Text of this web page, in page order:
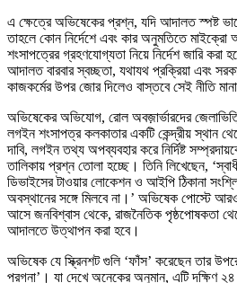
এ ক্ষেত্রে অভিষেকের প্রশ্ন, যদি আদালত স্পষ্ট
তাহলে কোন নির্দেশে এবং কার অনুমতিতে মাইক্রো
শংসাপত্রের গ্রহণযোগ্যতা নিয়ে নির্দেশ জারি করা
আদালত বারবার স্বচ্ছতা, যথাযথ প্রক্রিয়া এবং
কাজকর্মের উপর জোর দিলেও বাস্তবে সেই নীতি
অভিষেকের অভিযোগ, রোল অবজ়ার্ভারদের
লগইন শংসাপত্র কলকাতার একটি কেন্দ্রীয় স্থান
দাবি, লগইন তথ্য অপব্যবহার করে নির্দিষ্ট
তালিকায় প্রশ্ন তোলা হচ্ছে। তিনি লিখেছেন,
ডিভাইসের টাওয়ার লোকেশন ও আইপি ঠিকানা
অবস্থানের সঙ্গে মিলবে না।’ অভিষেক পোস্টে আরও
আসে জনবিশ্বাস থেকে, রাজনৈতিক পৃষ্ঠপোষকতা
আদালতে উত্থাপন করা হবে।
অভিষেক যে স্ক্রিনশট গুলি ‘ফাঁস’ করেছেন তার
পরগনা’। যা দেখে অনেকের অনুমান, এটি দক্ষিণ